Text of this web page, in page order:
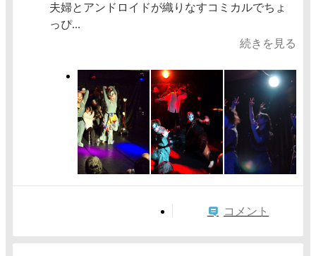
夫婦とアンドロイドが織りなすコミカルでちょ
っぴ...
続きを見る
コメント